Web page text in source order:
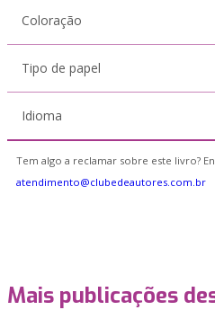
Coloração
Tipo de papel
Idioma
Tem algo a reclamar sobre este livro?
atendimento@clubedeautores.com.br
Mais publicações